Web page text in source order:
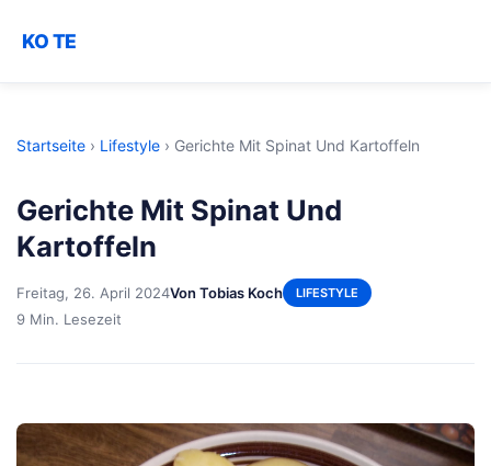
KO TE
Startseite › Lifestyle › Gerichte Mit Spinat Und Kartoffeln
Gerichte Mit Spinat Und
Kartoffeln
Freitag, 26. April 2024Von Tobias Koch LIFESTYLE
9 Min. Lesezeit